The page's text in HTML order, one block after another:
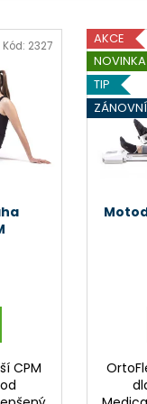
CPM
Kód: 2327
AKCE
NOVINKA
TIP
ZÁNOVNÍ